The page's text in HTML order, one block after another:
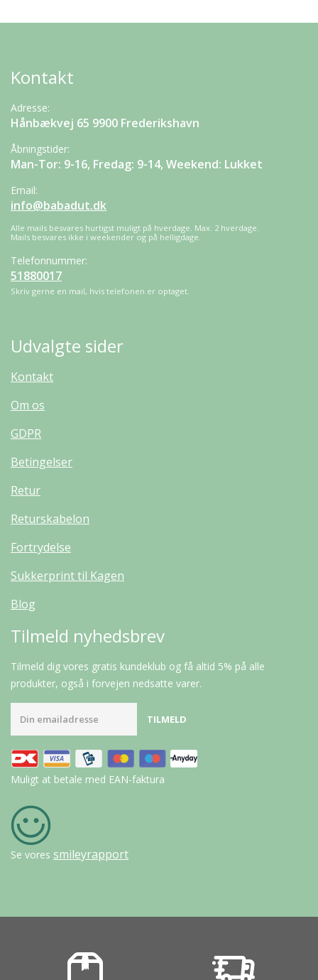
Kontakt
Adresse:
Hånbækvej 65 9900 Frederikshavn
Åbningstider:
Man-Tor: 9-16, Fredag: 9-14, Weekend: Lukket
Email:
info@babadut.dk
Alle mails besvares hurtigst muligt på hverdage. Max. 2 hverdage.
Mails besvares ikke i weekender og på helligdage.
Telefonnummer:
51880017
Skriv gerne en mail, hvis telefonen er optaget.
Udvalgte sider
Kontakt
Om os
GDPR
Betingelser
Retur
Returskabelon
Fortrydelse
Sukkerprint til Kagen
Blog
Tilmeld nyhedsbrev
Tilmeld dig vores gratis kundeklub og få altid 5% på alle
produkter, også i forvejen nedsatte varer.
Muligt at betale med EAN-faktura
Se vores smileyrapport